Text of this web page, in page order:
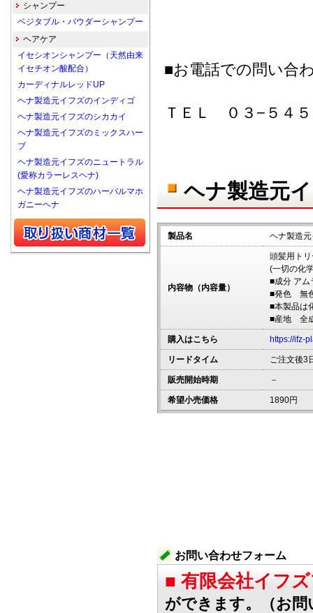
■お電話での問い合
ＴＥＬ ０３−５４
ヘナ製造元
製品名 ヘナ製造
内容物（内容量）
頭髪用ト
(一切の化
■成分 ア
■発色 無
■本製品は
■産地 全
購入はこちら https://ifz-
リードタイム ご注文後3
販売開始時期 －
希望小売価格 1890円
お問い合わせフォーム
■ 有限会社イフ
ができます。（お問
シャンプー
ベジタブル・パウダーシャンプー
ヘアケア
イセシオンシャンプー（天然由来
イセチオン酸配合）
カーディナルレッドUP
ヘナ製造元イフズのインディゴ
ヘナ製造元イフズのシカカイ
ヘナ製造元イフズのミックスハー
ブ
ヘナ製造元イフズのニュートラル
(愛称カラーレスヘナ)
ヘナ製造元イフズのハーバルマホ
ガニーヘナ